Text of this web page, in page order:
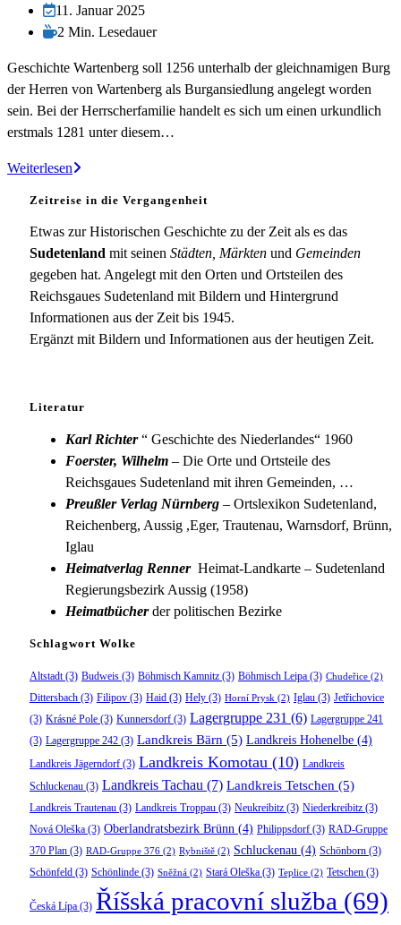
Kommentare:
Beitrag
zuletzt
am:
11. Januar 2025
Lesedauer:
2 Min. Lesedauer
Geschichte Wartenberg soll 1256 unterhalb der gleichnamigen Burg
der Herren von Wartenberg als Burgansiedlung angelegt worden
sein. Bei der Herrscherfamilie handelt es sich um einen urkundlich
erstmals 1281 unter diesem…
WeiterlesenWartenberg
Zeitreise in die Vergangenheit
Etwas zur Historischen Geschichte zu der Zeit als es das
Sudetenland mit seinen Städten, Märkten und Gemeinden
gegeben hat. Angelegt mit den Orten und Ortsteilen des
Reichsgaues Sudetenland mit Bildern und Hintergrund
Informationen aus der Zeit bis 1945.
Ergänzt mit Bildern und Informationen aus der heutigen Zeit.
Literatur
Karl Richter“ Geschichte des Niederlandes“ 1960
Foerster, Wilhelm – Die Orte und Ortsteile des
Reichsgaues Sudetenland mit ihren Gemeinden, …
Preußler Verlag Nürnberg – Ortslexikon Sudetenland,
Reichenberg, Aussig ,Eger, Trautenau, Warnsdorf, Brünn,
Iglau
Heimatverlag Renner Heimat-Landkarte – Sudetenland
Regierungsbezirk Aussig (1958)
Heimatbücherder politischen Bezirke
Schlagwort Wolke
Altstadt(3) Budweis (3) Böhmisch Kamnitz (3) Böhmisch Leipa (3) Chudeřice (2)
Dittersbach (3) Filipov (3) Haid (3) Hely (3) Horní Prysk (2) Iglau (3) Jetřichovice
(3) Krásné Pole (3) Kunnersdorf (3) Lagergruppe 231 (6) Lagergruppe 241
(3) Lagergruppe 242 (3) Landkreis Bärn (5) Landkreis Hohenelbe (4)
Landkreis Jägerndorf (3) Landkreis Komotau (10) Landkreis
Schluckenau (3) Landkreis Tachau (7) Landkreis Tetschen (5)
Landkreis Trautenau (3) Landkreis Troppau (3) Neukreibitz (3) Niederkreibitz (3)
Nová Oleška (3) Oberlandratsbezirk Brünn (4) Philippsdorf (3) RAD-Gruppe
370 Plan (3) RAD-Gruppe 376 (2) Rybniště (2) Schluckenau (4) Schönborn (3)
Schönfeld (3) Schönlinde (3) Sněžná (2) Stará Oleška (3) Teplice (2) Tetschen (3)
Česká Lípa (3) Říšská pracovní služba (69)